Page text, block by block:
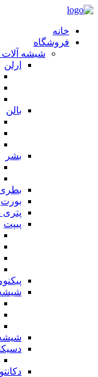
خانه
فروشگاه
شیشه آلات
ارلن
بالن
بشر
بطری
بورت
پیپت
شیشه